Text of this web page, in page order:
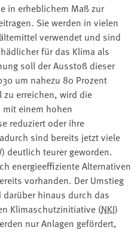
in erheblichem Maß zur
Sie werden in vielen
verwendet und sind
für das Klima als
soll der Ausstoß dieser
um nahezu 80 Prozent
zu erreichen, wird die
einem hohen
reduziert oder ihre
sind bereits jetzt viele
deutlich teurer geworden.
energieeffiziente Alternativen
vorhanden. Der Umstieg
hinaus durch das
Klimaschutzinitiative (NKI)
nur Anlagen gefördert,